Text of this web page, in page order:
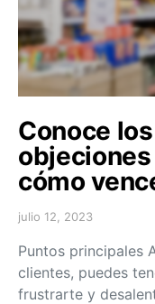
Conoce
cómo
julio 12, 2023
Puntos principales
clientes, puedes
frustrarte y